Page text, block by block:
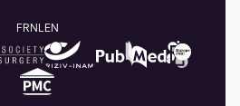
FRNLEN